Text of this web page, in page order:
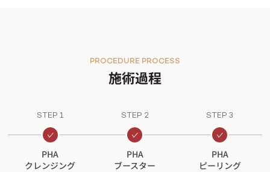
施術過程
PROCEDURE PROCESS
STEP 1
PHA
クレンジング
STEP 2
PHA
ブースター
STEP 3
PHA
ピーリング